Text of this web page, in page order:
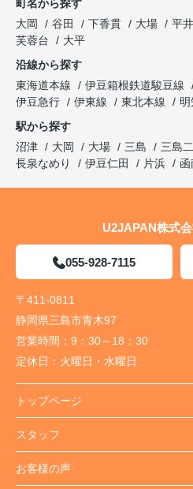
町名から探す
大岡
谷田 下香貫 大場 平井
芙蓉台
大平
沿線から探す
東海道本線
伊豆箱根鉄道駿豆線
伊豆急行
伊東線 東北本線
駅から探す
沼津
大岡 大場 三島 三島
長泉なめり
伊豆仁田 片浜
U2JAPAN株式
055-928-7115
〒411-0811
静岡県三島市青木97
営業時間： 9：30～18：30
定休日： 火曜日・水曜日
トップページ
スタッフ
お客様の声